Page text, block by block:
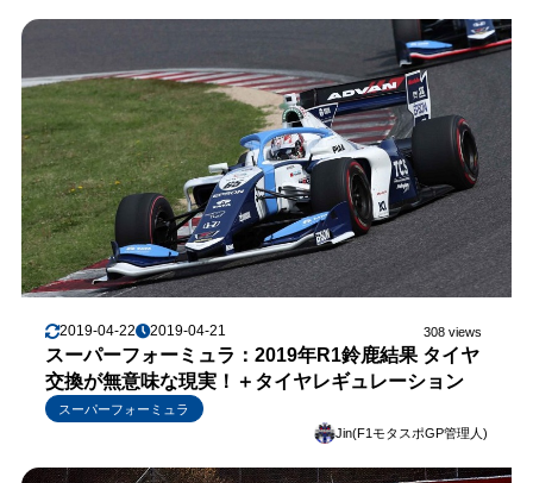
2019-04-22 2019-04-21 308 views
スーパーフォーミュラ：2019年R1鈴鹿結果 タイヤ
交換が無意味な現実！＋タイヤレギュレーション
スーパーフォーミュラ
Jin(F1モタスポGP管理人)